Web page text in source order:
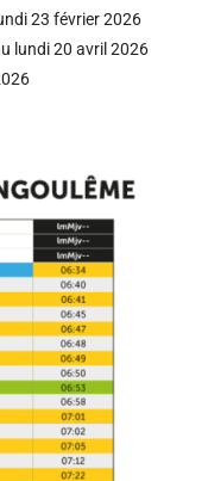
23 février 2026
lundi 20 avril 2026